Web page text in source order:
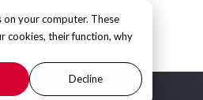
your computer. These
cookies, their function, why
Decline
KONTAKT